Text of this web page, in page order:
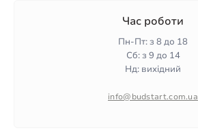
Гарантія та повернення
Політика конфіденційності
Час роботи
Пн-Пт: з 8 до 18
Сб: з 9 до 14
Нд: вихідний
info@budstart.com.ua